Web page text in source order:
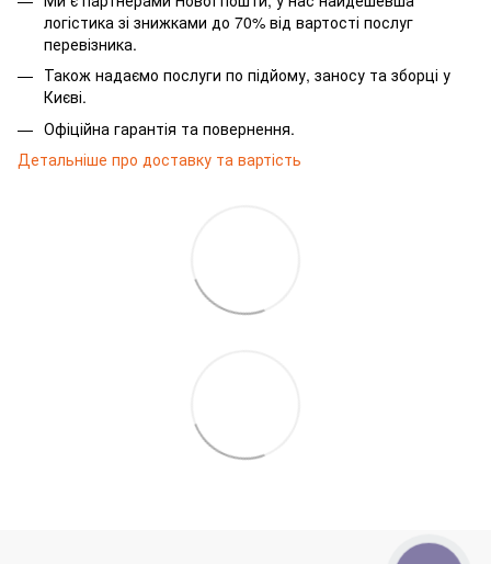
логістика зі знижками до 70% від вартості послуг
перевізника.
Також надаємо послуги по підйому, заносу та зборці у
Києві.
Офіційна гарантія та повернення.
Детальніше про доставку та вартість